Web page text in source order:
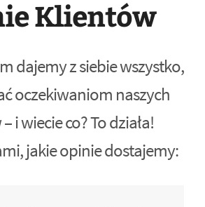
Klientów
dajemy z siebie wszystko,
oczekiwaniom naszych
i wiecie co? To działa!
jakie opinie dostajemy: